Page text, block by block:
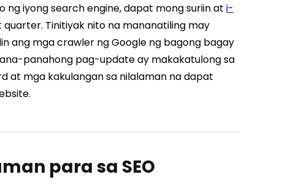
iyong search engine, dapat mong suriin at i-
Tinitiyak nito na mananatiling may
ang mga crawler ng Google ng bagong bagay
panahong pag-update ay makakatulong sa
at mga kakulangan sa nilalaman na dapat
para sa SEO